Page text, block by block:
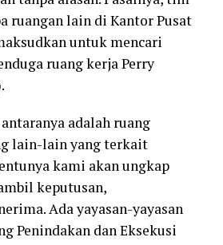
ruangan lain di Kantor Pusat
untuk mencari
ruang kerja Perry
adalah ruang
lain-lain yang terkait
kami akan ungkap
keputusan,
Ada yayasan-yayasan
Penindakan dan Eksekusi